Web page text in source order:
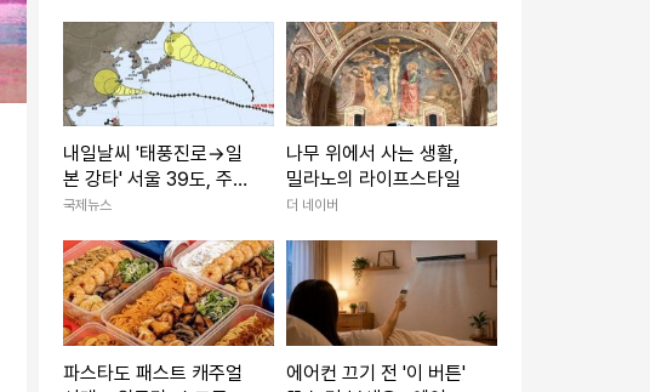
내일날씨 '태풍진로→일
본 강타' 서울 39도, 주말
엔 비소식
국제뉴스
나무 위에서 사는 생활,
밀라노의 라이프스타일
더 네이버
파스타도 패스트 캐주얼
에어컨 끄기 전 '이 버튼'